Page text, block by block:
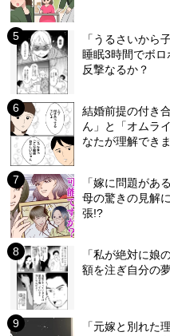
「うるさいから
睡眠3時間でボ
反撃なるか？
結婚前提の付き
ん」と「オムラ
なたが理解でき
「嫁に問題があ
母の驚きの見解
張!?
「私が絶対に娘
額を注ぎ自分の
「元嫁と別れた